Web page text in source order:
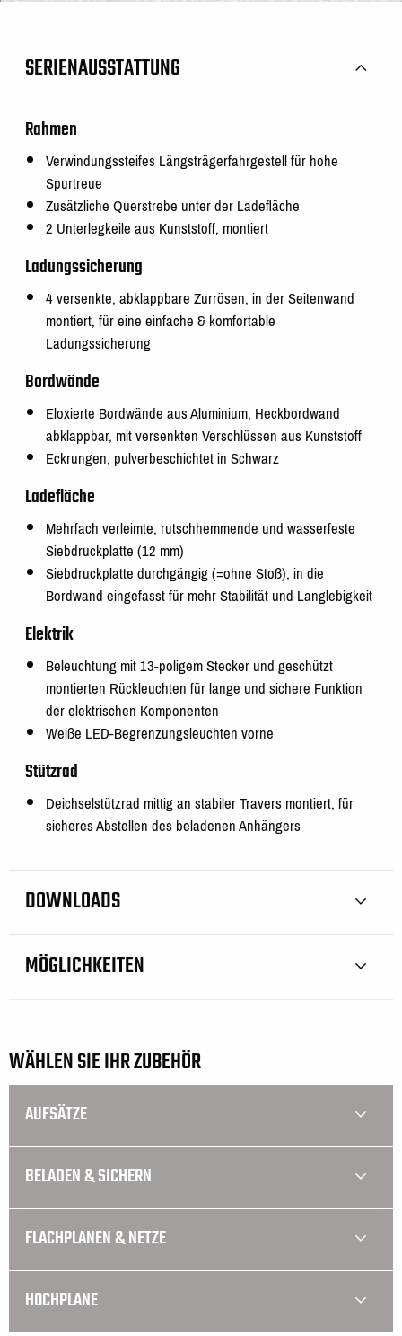
SERIENAUSSTATTUNG
Rahmen
Verwindungssteifes Längsträgerfahrgestell für hohe
Spurtreue
Zusätzliche Querstrebe unter der Ladefläche
2 Unterlegkeile aus Kunststoff, montiert
Ladungssicherung
4 versenkte, abklappbare Zurrösen, in der Seitenwand
montiert, für eine einfache & komfortable
Ladungssicherung
Bordwände
Eloxierte Bordwände aus Aluminium, Heckbordwand
abklappbar, mit versenkten Verschlüssen aus Kunststoff
Eckrungen, pulverbeschichtet in Schwarz
Ladefläche
Mehrfach verleimte, rutschhemmende und wasserfeste
Siebdruckplatte (12 mm)
Siebdruckplatte durchgängig (=ohne Stoß), in die
Bordwand eingefasst für mehr Stabilität und Langlebigkeit
Elektrik
Beleuchtung mit 13-poligem Stecker und geschützt
montierten Rückleuchten für lange und sichere Funktion
der elektrischen Komponenten
Weiße LED-Begrenzungsleuchten vorne
Stützrad
Deichselstützrad mittig an stabiler Travers montiert, für
sicheres Abstellen des beladenen Anhängers
DOWNLOADS
MÖGLICHKEITEN
WÄHLEN SIE IHR ZUBEHÖR
AUFSÄTZE
BELADEN & SICHERN
FLACHPLANEN & NETZE
HOCHPLANE